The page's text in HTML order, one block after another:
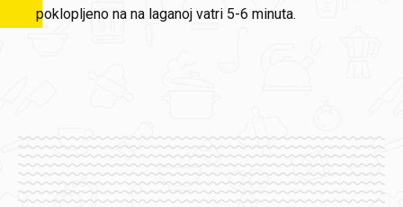
poklopljeno na na laganoj vatri 5-6 minuta.